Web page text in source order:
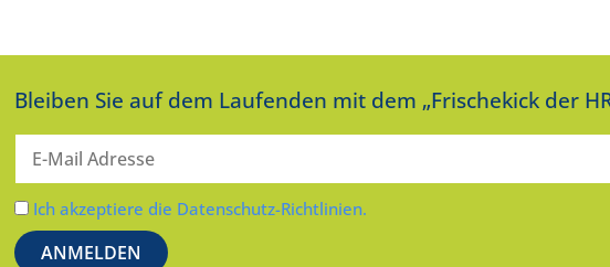
Bleiben Sie auf dem Laufenden mit dem „Frischekick der
Ich akzeptiere die Datenschutz-Richtlinien.